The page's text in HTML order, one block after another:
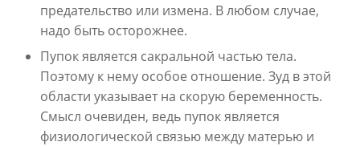
предательство или измена. В любом случае,
надо быть осторожнее.
Пупок является сакральной частью тела.
Поэтому к нему особое отношение. Зуд в этой
области указывает на скорую беременность.
Смысл очевиден, ведь пупок является
физиологической связью между матерью и